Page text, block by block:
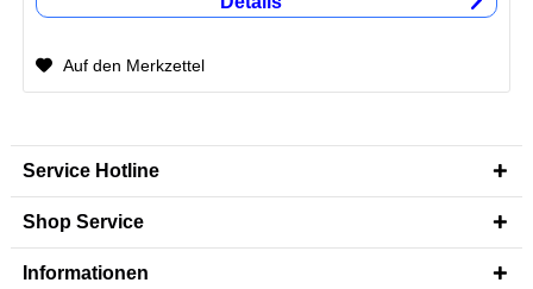
Auf den Merkzettel
Service Hotline
Shop Service
Informationen